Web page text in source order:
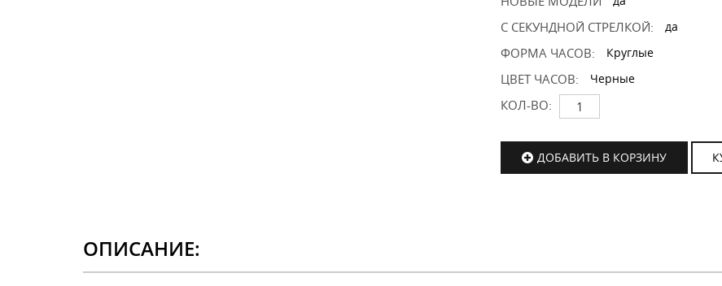
С СЕКУНДНОЙ СТРЕЛКОЙ: да
ФОРМА ЧАСОВ: Круглые
ЦВЕТ ЧАСОВ: Черные
КОЛ-ВО:
ДОБАВИТЬ В КОРЗИНУ
ОПИСАНИЕ: